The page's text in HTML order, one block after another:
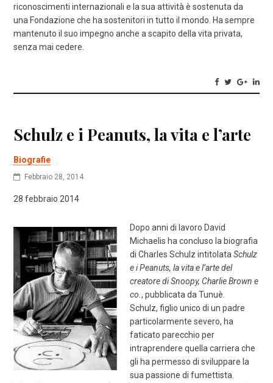
riconoscimenti internazionali e la sua attività è sostenuta da
una Fondazione che ha sostenitori in tutto il mondo. Ha sempre
mantenuto il suo impegno anche a scapito della vita privata,
senza mai cedere.
Schulz e i Peanuts, la vita e l’arte
Biografie
Febbraio 28, 2014
28 febbraio 2014
Dopo anni di lavoro David
Michaelis ha concluso la biografia
di Charles Schulz intitolataSchulz
e i Peanuts, la vita e l’arte del
creatore di Snoopy, Charlie Brown e
co., pubblicata da Tunuè.
Schulz, figlio unico di un padre
particolarmente severo, ha
faticato parecchio per
intraprendere quella carriera che
gli ha permesso di sviluppare la
sua passione di fumettista.